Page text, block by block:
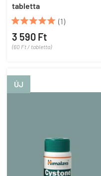
tabletta
 (1)
3 590 Ft
(60 Ft / tabletta)
ÚJ